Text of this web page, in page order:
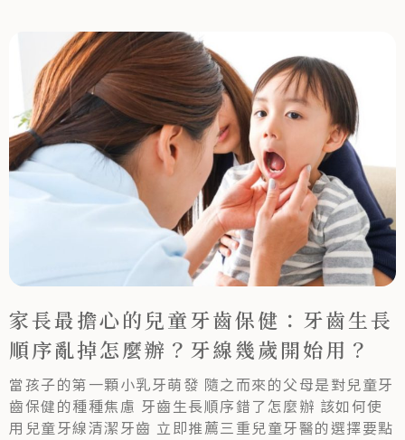
家長最擔心的兒童牙齒保健：牙齒生長
順序亂掉怎麼辦？牙線幾歲開始用？
當孩子的第一顆小乳牙萌發 隨之而來的父母是對兒童牙
齒保健的種種焦慮 牙齒生長順序錯了怎麼辦 該如何使
用兒童牙線清潔牙齒 立即推薦三重兒童牙醫的選擇要點